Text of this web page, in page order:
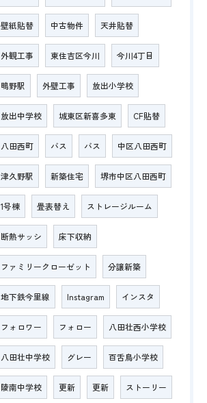
壁紙貼替 中古物件 天井貼替
外観工事 東住吉区今川 今川4丁目
鴫野駅 外壁工事 放出小学校
放出中学校 城東区新喜多東 CF貼替
八田西町 バス バス 中区八田西町
津久野駅 新築住宅 堺市中区八田西町
1号棟 畳表替え ストレージルーム
断熱サッシ 床下収納
ファミリークローゼット 分譲新築
地下鉄今里線 Instagram インスタ
フォロワー フォロー 八田壮西小学校
八田壮中学校 グレー 百舌鳥小学校
陵南中学校 更新 更新 ストーリー